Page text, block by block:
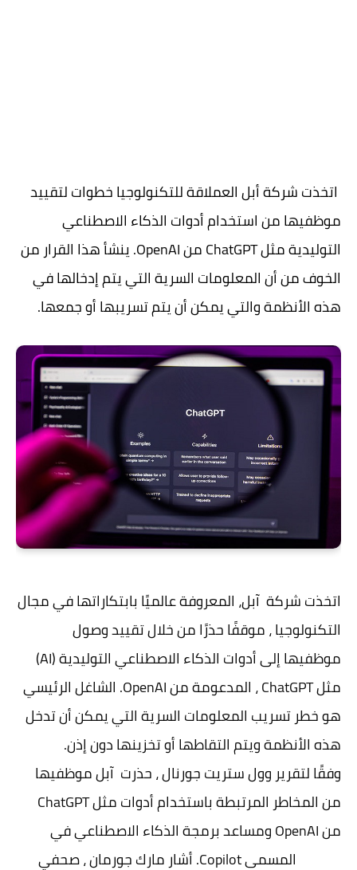
اتخذت شركة أبل العملاقة للتكنولوجيا خطوات لتقييد
موظفيها من استخدام أدوات الذكاء الاصطناعي
التوليدية مثل ChatGPT من OpenAI. ينشأ هذا القرار من
الخوف من أن المعلومات السرية التي يتم إدخالها في
هذه الأنظمة والتي يمكن أن يتم تسريبها أو جمعها.
اتخذت شركة آبل، المعروفة عالميًا بابتكاراتها في مجال
التكنولوجيا ، موقفًا حذرًا من خلال تقييد وصول
موظفيها إلى أدوات الذكاء الاصطناعي التوليدية (AI)
مثل ChatGPT ، المدعومة من OpenAI. الشاغل الرئيسي
هو خطر تسريب المعلومات السرية التي يمكن أن تدخل
هذه الأنظمة ويتم التقاطها أو تخزينها دون إذن.
وفقًا لتقرير وول ستريت جورنال ، حذرت آبل موظفيها
من المخاطر المرتبطة باستخدام أدوات مثل ChatGPT
من OpenAI ومساعد برمجة الذكاء الاصطناعي في
GitHub المسمى Copilot. أشار مارك جورمان ، صحفي